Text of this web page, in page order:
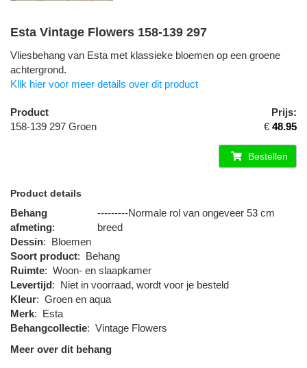
Esta Vintage Flowers 158-139 297
Vliesbehang van Esta met klassieke bloemen op een groene
achtergrond.
Klik hier voor meer details over dit product
Product
Prijs:
158-139 297 Groen
€ 48.95
Bestellen
Product details
Behang
afmeting:
---------Normale rol van ongeveer 53 cm
breed
Dessin: Bloemen
Soort product: Behang
Ruimte: Woon- en slaapkamer
Levertijd: Niet in voorraad, wordt voor je besteld
Kleur: Groen en aqua
Merk: Esta
Behangcollectie: Vintage Flowers
Meer over dit behang